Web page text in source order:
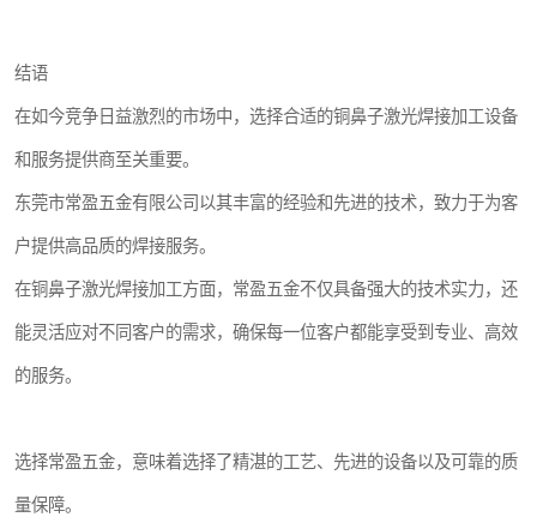
结语
在如今竞争日益激烈的市场中，选择合适的铜鼻子激光焊接加工设备
和服务提供商至关重要。
东莞市常盈五金有限公司以其丰富的经验和先进的技术，致力于为客
户提供高品质的焊接服务。
在铜鼻子激光焊接加工方面，常盈五金不仅具备强大的技术实力，还
能灵活应对不同客户的需求，确保每一位客户都能享受到专业、高效
的服务。
选择常盈五金，意味着选择了精湛的工艺、先进的设备以及可靠的质
量保障。